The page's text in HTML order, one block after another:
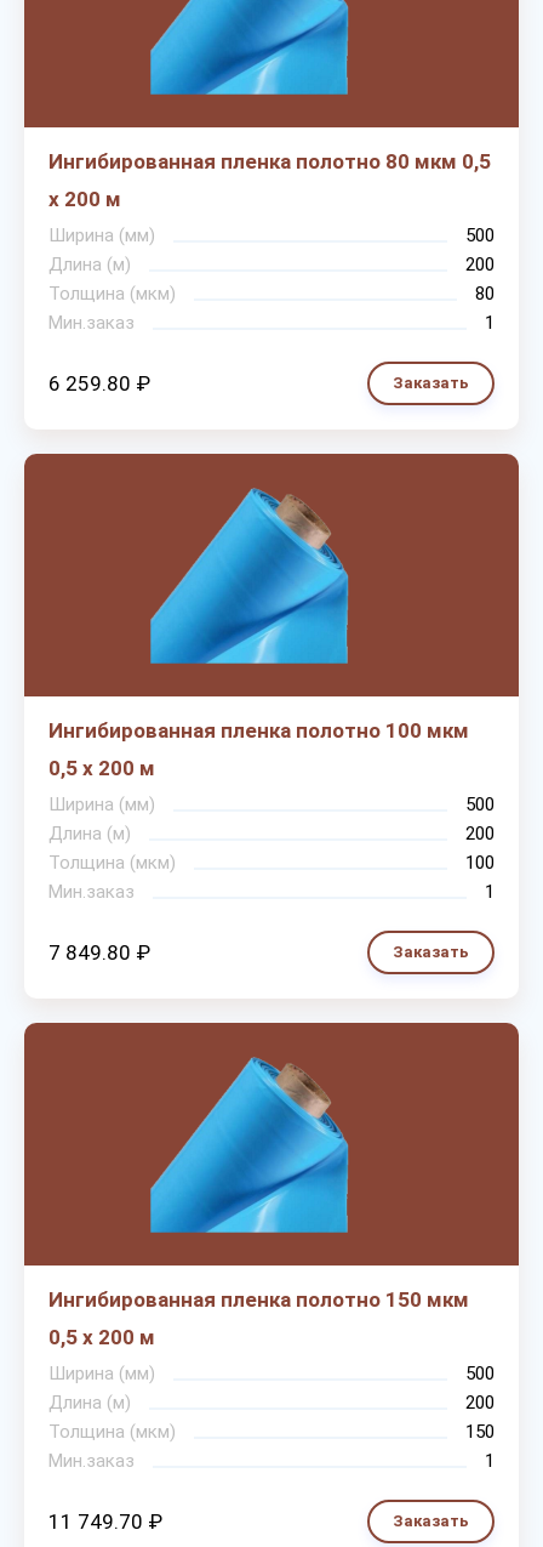
Ингибированная пленка полотно 80 мкм 0,5
х 200 м
Ширина (мм)
500
Длина (м)
200
Толщина (мкм)
80
Мин.заказ
1
6 259.80 ₽ Заказать
Ингибированная пленка полотно 100 мкм
0,5 х 200 м
Ширина (мм)
500
Длина (м)
200
Толщина (мкм)
100
Мин.заказ
1
7 849.80 ₽ Заказать
Ингибированная пленка полотно 150 мкм
0,5 х 200 м
Ширина (мм)
500
Длина (м)
200
Толщина (мкм)
150
Мин.заказ
1
11 749.70 ₽ Заказать